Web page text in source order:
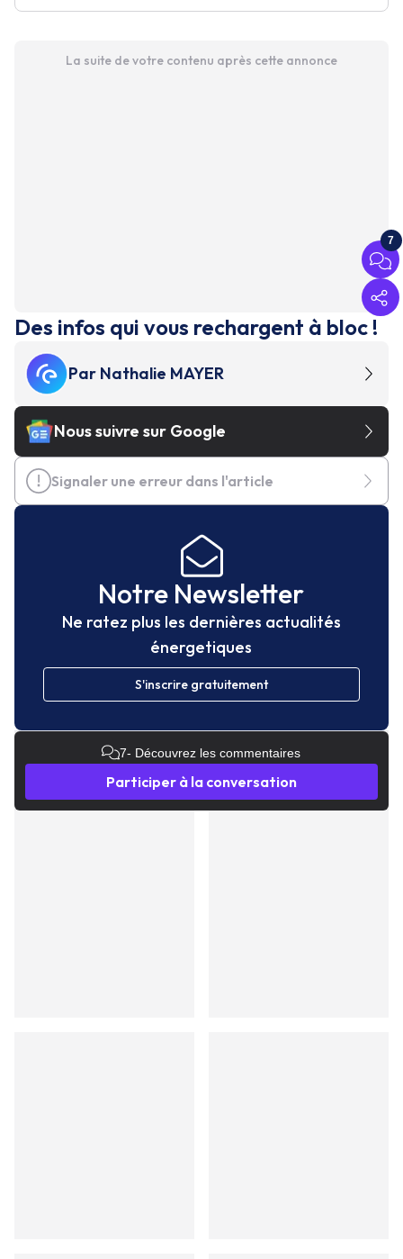
La suite de votre contenu après cette annonce
7
Des infos qui vous rechargent à bloc !
Par Nathalie MAYER
Nous suivre sur Google
Signaler une erreur dans l'article
Notre Newsletter
Ne ratez plus les dernières actualités
énergetiques
S'inscrire gratuitement
7- Découvrez les commentaires
Participer à la conversation